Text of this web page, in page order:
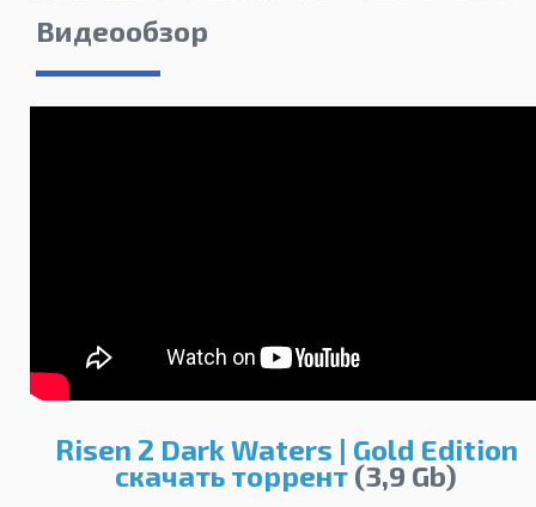
Видеообзор
Risen 2 Dark Waters | Gold Edition
скачать торрент (3,9 Gb)